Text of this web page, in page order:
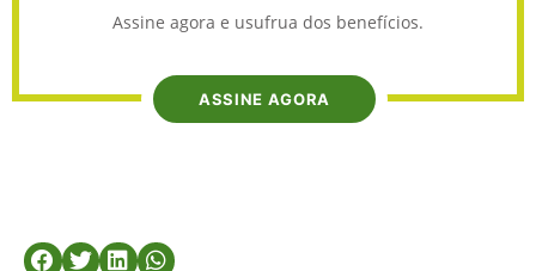
Assine agora e usufrua dos benefícios.
ASSINE AGORA